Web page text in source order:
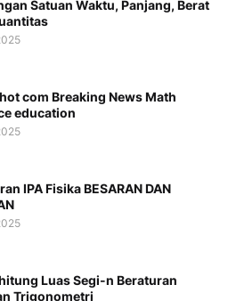
Satuan Waktu, Panjang, Berat
com Breaking News Math
education
IPA Fisika BESARAN DAN
Luas Segi-n Beraturan
Trigonometri